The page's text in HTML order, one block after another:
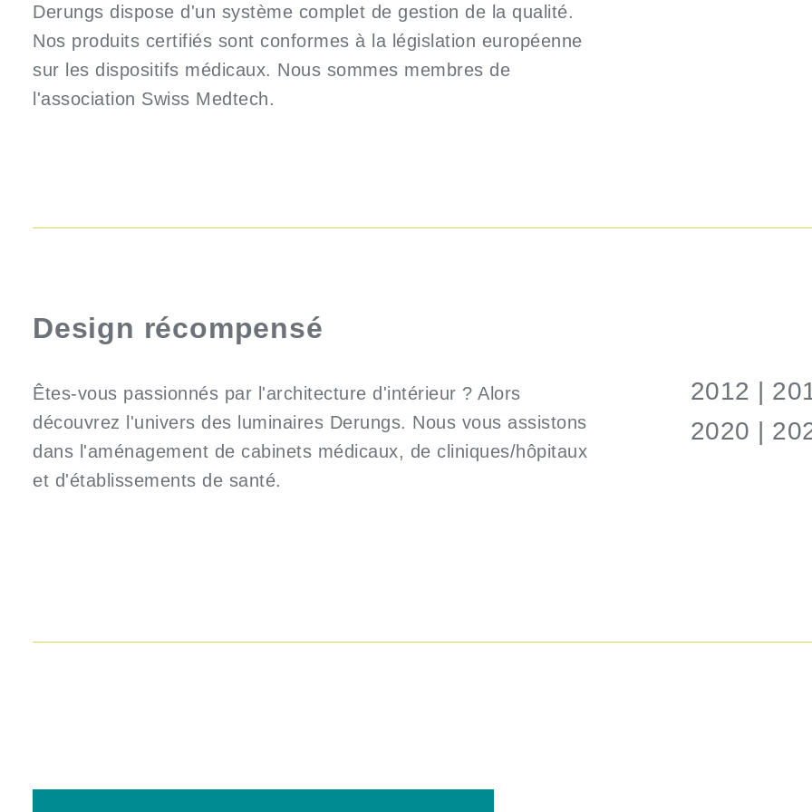
Derungs dispose d'un système complet de gestion de la qualité.
Nos produits certifiés sont conformes à la législation européenne
sur les dispositifs médicaux. Nous sommes membres de
l'association Swiss Medtech.
Design récompensé
Êtes-vous passionnés par l'architecture d'intérieur ? Alors
découvrez l'univers des luminaires Derungs. Nous vous assistons
dans l'aménagement de cabinets médicaux, de cliniques/hôpitaux
et d'établissements de santé.
2012 |
2020 |